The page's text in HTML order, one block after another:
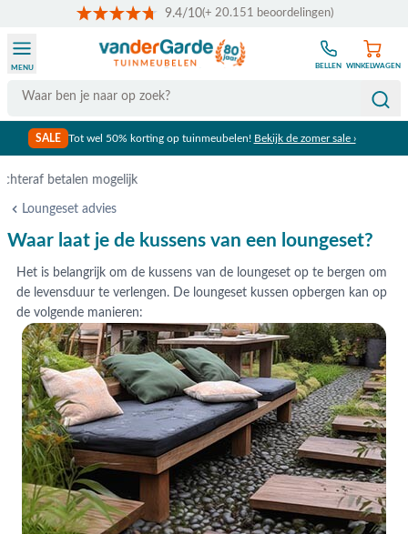
9.4/10(+ 20.151 beoordelingen)
Search
MENU BELLEN WINKELWAGEN
SALE Tot wel 50% korting op tuinmeubelen! Bekijk de zomer sale ›
Gratis verzending vanaf €50,-
Loungeset advies
Waar laat je de kussens van een loungeset?
Het is belangrijk om de kussens van de loungeset op te bergen om
de levensduur te verlengen. De loungeset kussen opbergen kan op
de volgende manieren: